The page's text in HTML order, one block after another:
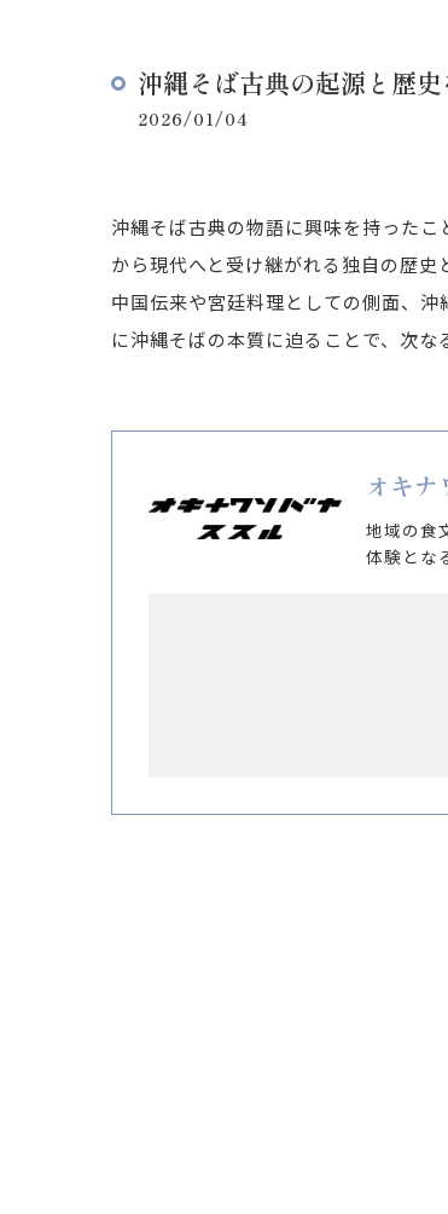
沖縄そば古典の起源と歴
2026/01/04
沖縄そば古典の物語に興味を持った
から現代へと受け継がれる独自の歴史
中国伝来や宮廷料理としての側面、
に沖縄そばの本質に迫ることで、次な
オキナ
地域の食
体験とな